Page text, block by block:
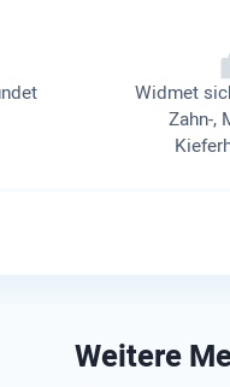
Widmet
Zahn-,
Weitere